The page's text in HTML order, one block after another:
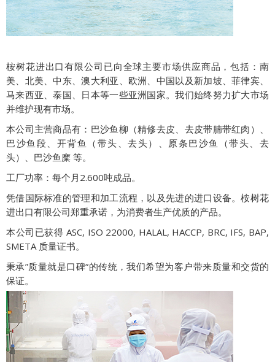
桉树花进出口有限公司已向全球主要市场供应商品，包括：南
美、北美、中东、澳大利亚、欧洲、中国以及新加坡、菲律宾、
马来西亚、泰国、日本等一些亚洲国家。我们始终努力扩大市场
并维护现有市场。
本公司主营商品有：巴沙鱼柳（精修去皮、去皮带腩带红肉）、
巴沙鱼段、开背鱼（带头、去头）、原条巴沙鱼（带头、去
头）、巴沙鱼糜 等。
工厂功率：每个月2.600吨成品。
凭借国际标准的管理和加工流程，以及先进的进口设备。桉树花
进出口有限公司郑重承诺，为消费者生产优质的产品。
本公司已获得 ASC, ISO 22000, HALAL, HACCP, BRC, IFS, BAP,
SMETA 质量证书。
秉承”质量就是口碑“的传统，我们希望为客户带来质量和交货的
保证。